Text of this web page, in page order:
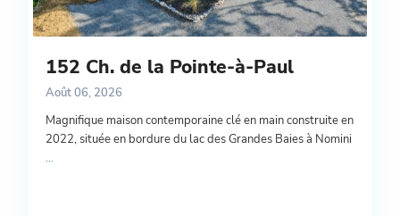
152 Ch. de la Pointe-à-Paul
Août 06, 2026
Magnifique maison contemporaine clé en main construite en
2022, située en bordure du lac des Grandes Baies à Nomini
...